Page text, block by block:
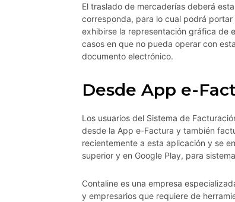
El traslado de mercaderías deberá
corresponda, para lo cual podrá
exhibirse la representación gráfica de
casos en que no pueda operar con
documento electrónico.
Desde App e-
Los usuarios del Sistema de
desde la App e-Factura y también
recientemente a esta aplicación y se
superior y en Google Play, para
Contaline es una empresa
y empresarios que requiere de